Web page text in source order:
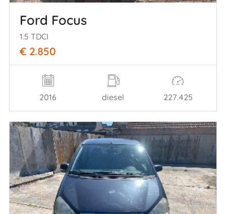
Ford Focus
1.5 TDCI
€ 2.850
2016 diesel 227.425